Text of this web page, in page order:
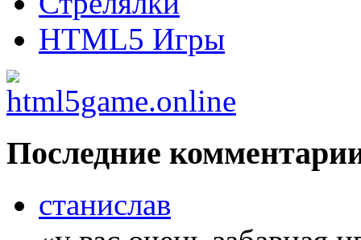
HTML5 Игры
Последние
станислав